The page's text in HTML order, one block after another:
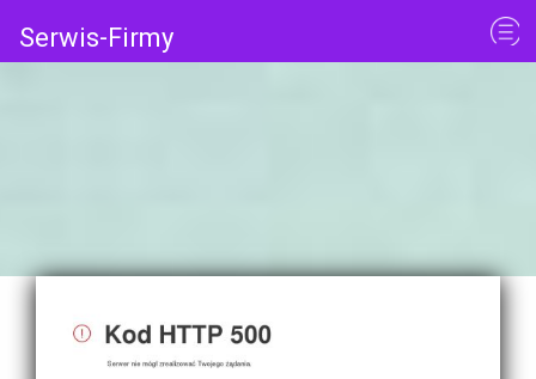
Serwis-Firmy